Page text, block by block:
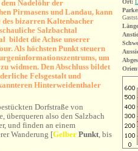
Nadelöhr der
Pirmasens und Landau, kann
bizarren Kaltenbacher
Salzbachtal
bildet die Achse unserer
Als höchsten Punkt steuern
um
widmen. Den Abschluss bildet
Felsgestalt und
Hinterweidenthaler
Dorfstraße von
überqueren also den Salzbach
und finden an einem
Wanderung [Gelber Punkt, bis
Ort: